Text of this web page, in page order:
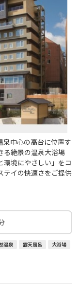
泉中心の高台に位置す
る絶景の温泉大浴場
環境にやさしい」をコ
テイの快適さをご提供
温泉 露天風呂 大浴場